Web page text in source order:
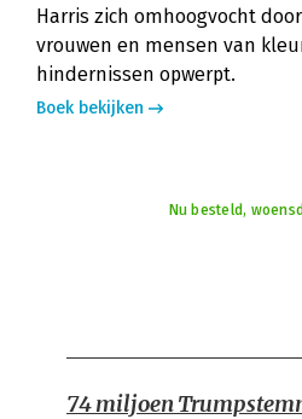
Harris zich omhoogvocht
vrouwen en mensen van
hindernissen opwerpt.
Boek bekijken
Nu besteld,
74 miljoen